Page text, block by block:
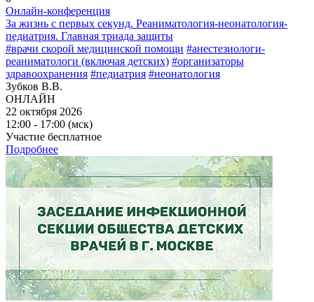
Онлайн-конференция
За жизнь с первых секунд. Реаниматология-неонатология-
педиатрия. Главная триада защиты
#врачи скорой медицинской помощи #анестезиологи-
реаниматологи (включая детских) #организаторы
здравоохранения #педиатрия #неонатология
Зубков В.В.
ОНЛАЙН
22 октября 2026
12:00 - 17:00 (мск)
Участие бесплатное
Подробнее